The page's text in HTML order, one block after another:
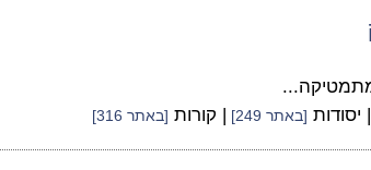
| יסודות [באתר 249] | קורות [באתר 316]